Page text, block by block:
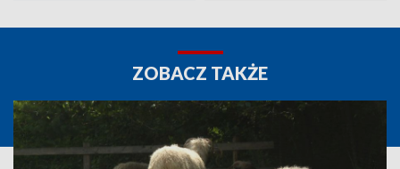
ZOBACZ TAKŻE